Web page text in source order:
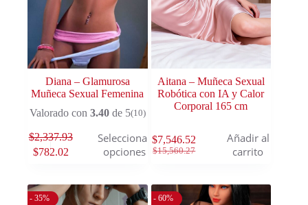
Diana – Glamurosa
Muñeca Sexual Femenina
Valorado con 3.40de 5(10)
$2,337.93
$782.02
Seleccionar
opciones
Aitana – Muñeca Sexual
Robótica con IA y Calor
Corporal 165 cm
$15,560.27
$7,546.52
Añadir al
carrito
- 35% - 60%